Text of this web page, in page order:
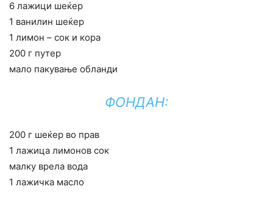
6 лажици шеќер
1 ванилин шеќер
1 лимон – сок и кора
200 г путер
мало пакување обланди
ФОНДАН:
200 г шеќер во прав
1 лажица лимонов сок
малку врела вода
1 лажичка масло